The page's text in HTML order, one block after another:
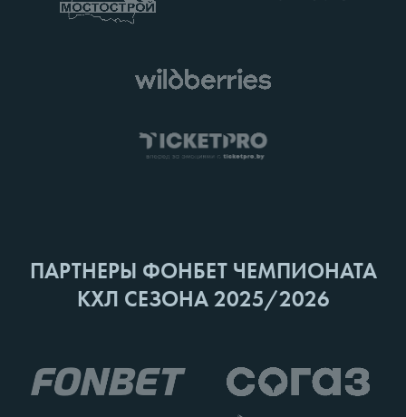
ПАРТНЕРЫ ФОНБЕТ ЧЕМПИОНАТА
КХЛ СЕЗОНА 2025/2026